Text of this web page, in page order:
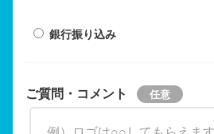
銀行振り込み
ご質問・コメント